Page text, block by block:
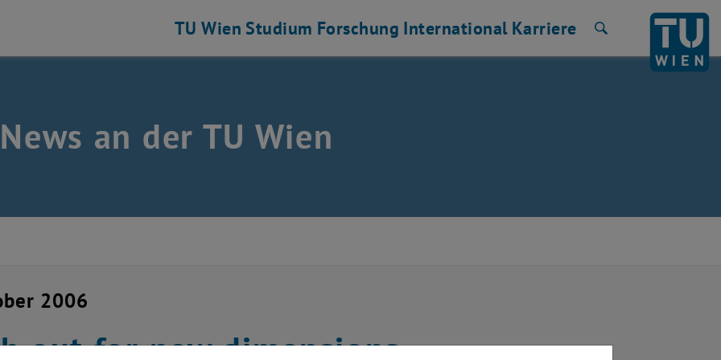
TU Wien Studium Forschung International Karriere
an der TU Wien
2006
out for new dimensions